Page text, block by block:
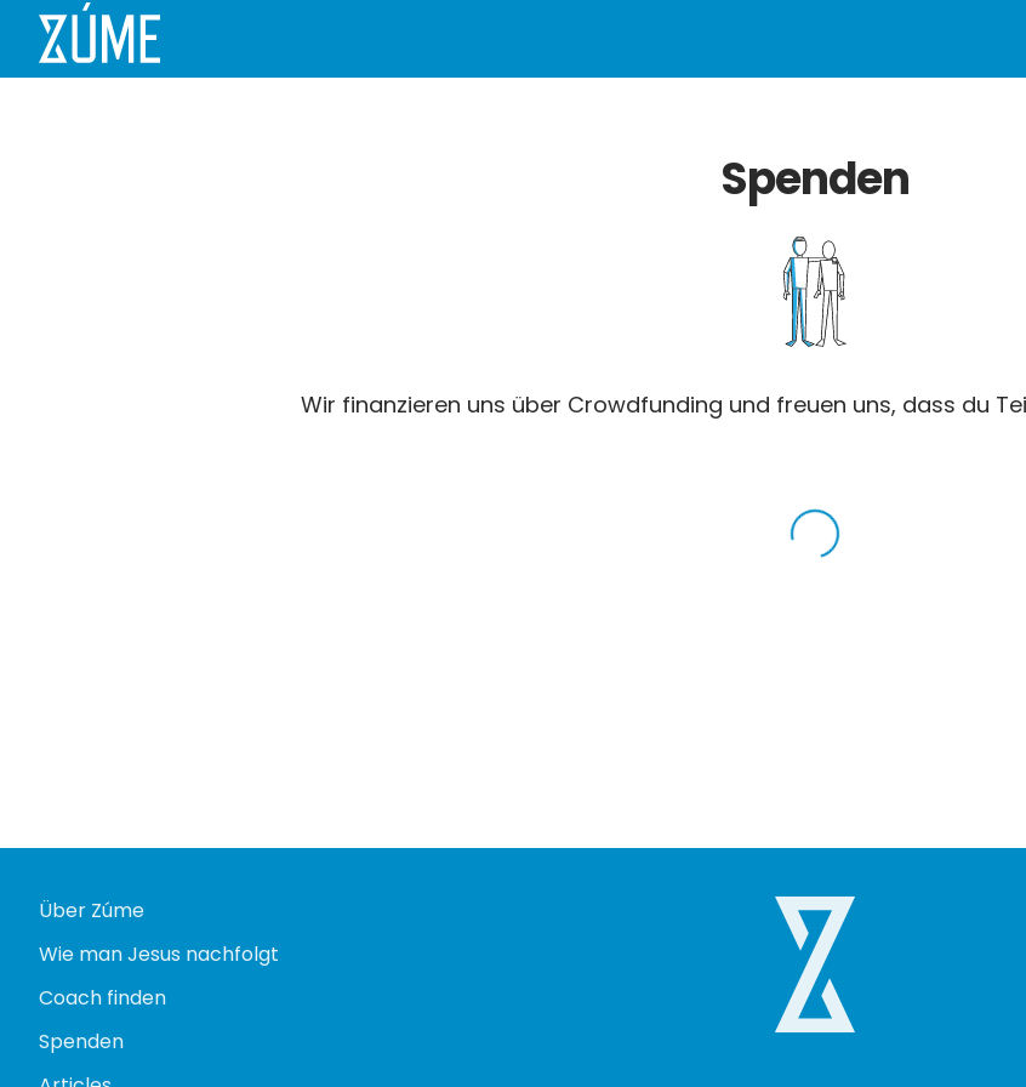
Spenden
Wir finanzieren uns über Crowdfunding und freuen uns, dass du
Über Zúme
Wie man Jesus nachfolgt
Coach finden
Spenden